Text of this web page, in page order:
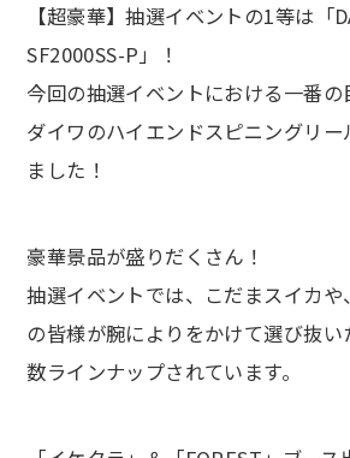
【超豪華】抽選イベントの1等は「
SF2000SS-P」！
今回の抽選イベントにおける一番の
ダイワのハイエンドスピニングリ
ました！
豪華景品が盛りだくさん！
抽選イベントでは、こだまスイカや
の皆様が腕によりをかけて選び抜
数ラインナップされています。